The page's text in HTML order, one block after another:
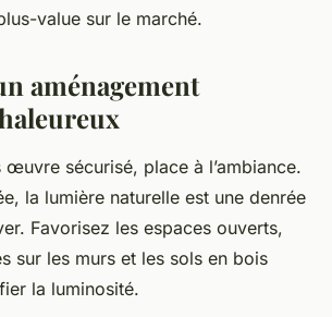
value sur le marché.
aménagement
sécurisé, place à l’ambiance.
la lumière naturelle est une denrée
Favorisez les espaces ouverts,
sur les murs et les sols en bois
la luminosité.